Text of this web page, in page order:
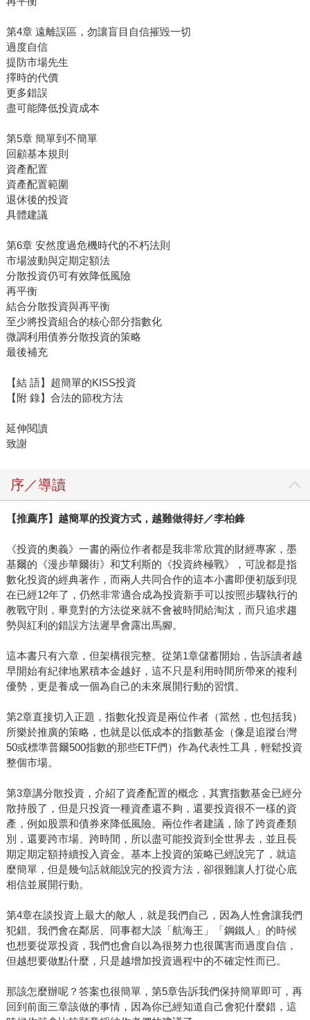
第4章 遠離誤區，勿讓盲目自信摧毀一切
過度自信
提防市場先生
擇時的代價
更多錯誤
盡可能降低投資成本
第5章 簡單到不簡單
回顧基本規則
資產配置
資產配置範圍
退休後的投資
具體建議
第6章 安然度過危機時代的不朽法則
市場波動與定期定額法
分散投資仍可有效降低風險
再平衡
結合分散投資與再平衡
至少將投資組合的核心部分指數化
微調利用債券分散投資的策略
最後補充
【結 語】超簡單的KISS投資
【附 錄】合法的節稅方法
延伸閱讀
致謝
序／導讀
【推薦序】越簡單的投資方式，越難做得好／李柏鋒
《投資的奧義》一書的兩位作者都是我非常欣賞的財經專家，墨
基爾的《漫步華爾街》和艾利斯的《投資終極戰》，可說都是指
數化投資的經典著作，而兩人共同合作的這本小書即便初版到現
在已經12年了，仍然非常適合成為投資新手可以按照步驟執行的
教戰守則，畢竟對的方法從來就不會被時間給淘汰，而只追求趨
勢與紅利的錯誤方法遲早會露出馬腳。
這本書只有六章，但架構很完整。從第1章儲蓄開始，告訴讀者越
早開始有紀律地累積本金越好，這不只是利用時間所帶來的複利
優勢，更是養成一個為自己的未來展開行動的習慣。
第2章直接切入正題，指數化投資是兩位作者（當然，也包括我）
所樂於推廣的策略，也就是以低成本的指數基金（像是追蹤台灣
50或標準普爾500指數的那些ETF們）作為代表性工具，輕鬆投資
整個市場。
第3章講分散投資，介紹了資產配置的概念，其實指數基金已經分
散持股了，但是只投資一種資產還不夠，還要投資很不一樣的資
產，例如股票和債券來降低風險。兩位作者建議，除了跨資產類
別，還要跨市場、跨時間，所以盡可能投資到全世界去，並且長
期定期定額持續投入資金。基本上投資的策略已經說完了，就這
麼簡單，但是幾句話就能說完的投資方法，卻很難讓人打從心底
相信並展開行動。
第4章在談投資上最大的敵人，就是我們自己，因為人性會讓我們
犯錯。我們會在鄰居、同事都大談「航海王」「鋼鐵人」的時候
也想要從眾投資，我們也會自以為很努力也很厲害而過度自信，
但越想要做點什麼，只是越增加投資過程中的不確定性而已。
那該怎麼辦呢？答案也很簡單，第5章告訴我們保持簡單即可，再
回到前面三章該做的事情，因為你已經知道自己會犯什麼錯，這